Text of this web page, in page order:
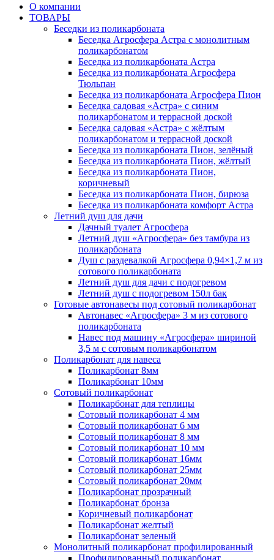
О компании
ТОВАРЫ
Беседки из поликарбоната
Беседка Агросфера Астра с монолитным
поликарбонатом
Беседка из поликарбоната Астра
Беседка из поликарбоната Агросфера
Тюльпан
Беседка из поликарбоната Агросфера Пион
Беседка садовая «Астра» с синим
поликарбонатом и террасной доской
Беседка садовая «Астра» с жёлтым
поликарбонатом и террасной доской
Беседка из поликарбоната Пион, зелёный
Беседка из поликарбоната Пион, жёлтый
Беседка из поликарбоната Пион,
коричневый
Беседка из поликарбоната Пион, бирюза
Беседка из поликарбоната комфорт Астра
Летний душ для дачи
Дачный туалет Агросфера
Летний душ «Агросфера» без тамбура из
поликарбоната
Душ с раздевалкой Агросфера 0,94×1,7 м из
сотового поликарбоната
Летний душ для дачи с подогревом
Летний душ с подогревом 150л бак
Готовые автонавесы под сотовый поликарбонат
Автонавес «Агросфера» 3 м из сотового
поликарбоната
Навес под машину «Агросфера» шириной
3,5 м с сотовым поликарбонатом
Поликарбонат для навеса
Поликарбонат 8мм
Поликарбонат 10мм
Сотовый поликарбонат
Поликарбонат для теплицы
Сотовый поликарбонат 4 мм
Сотовый поликарбонат 6 мм
Сотовый поликарбонат 8 мм
Сотовый поликарбонат 10 мм
Сотовый поликарбонат 16мм
Сотовый поликарбонат 25мм
Сотовый поликарбонат 20мм
Поликарбонат прозрачный
Поликарбонат бронза
Коричневый поликарбонат
Поликарбонат желтый
Поликарбонат зеленый
Монолитный поликарбонат профилированный
Профилированный поликарбонат